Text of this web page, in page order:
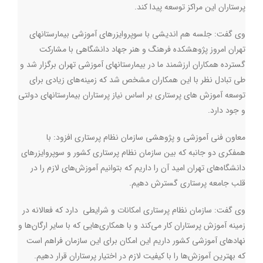
پرستاران این مراکز توسعه پیدا کند.
وی گفت: جلسه هم اندیشی با سوپروایزرهای آموزشی بیمارستانهای
تهران امروز پژوهشکده فرهنگ و هنر جهاد دانشگاهی با مشارکت
گسترده همکاران ارزشمند ما در بیمارستانهای آموزشی تهران برگزار شد و
طی تبادل نظر با این همکاران مشخص شد که زمینه‌های زیادی برای
توسعه آموزش های پرستاری بر اساس نیاز پرستاران بیمارستانهای دولتی
و جود دارد.
معاون فنی آموزشی و پژوهشی سازمان نظام پرستاری افزود: با
همفکری دو جانبه که بین سازمان نظام پرستاری کشور و سوپروایزرهای
دانشگاه‌های تهران امید آن را داریم که بتوانیم آموزش‌های لازم را در
قلب جامعه پرستاری گسترش دهیم.
وی گفت: سازمان نظام پرستاری امکانات و شرایطی دارد که فعالانه در
زمینه آموزش پرستاران کار می‌کند و با همکاری‌هایی که با سایر ارگان‌ها و
نهادهای آموزشی کشور داریم این امکان برای این سازمان فراهم است
که بهترین آموزش‌ها را با کیفیت لازم در اختیار پرستاران قرار دهیم.